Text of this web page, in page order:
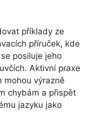
příklady ze
příruček, kde
posiluje jeho
Aktivní praxe
mohou výrazně
chybám a přispět
jazyku jako